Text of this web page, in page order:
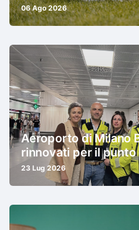
06 Ago 2026
Aeroporto di Milano
rinnovati per il
23 Lug 2026